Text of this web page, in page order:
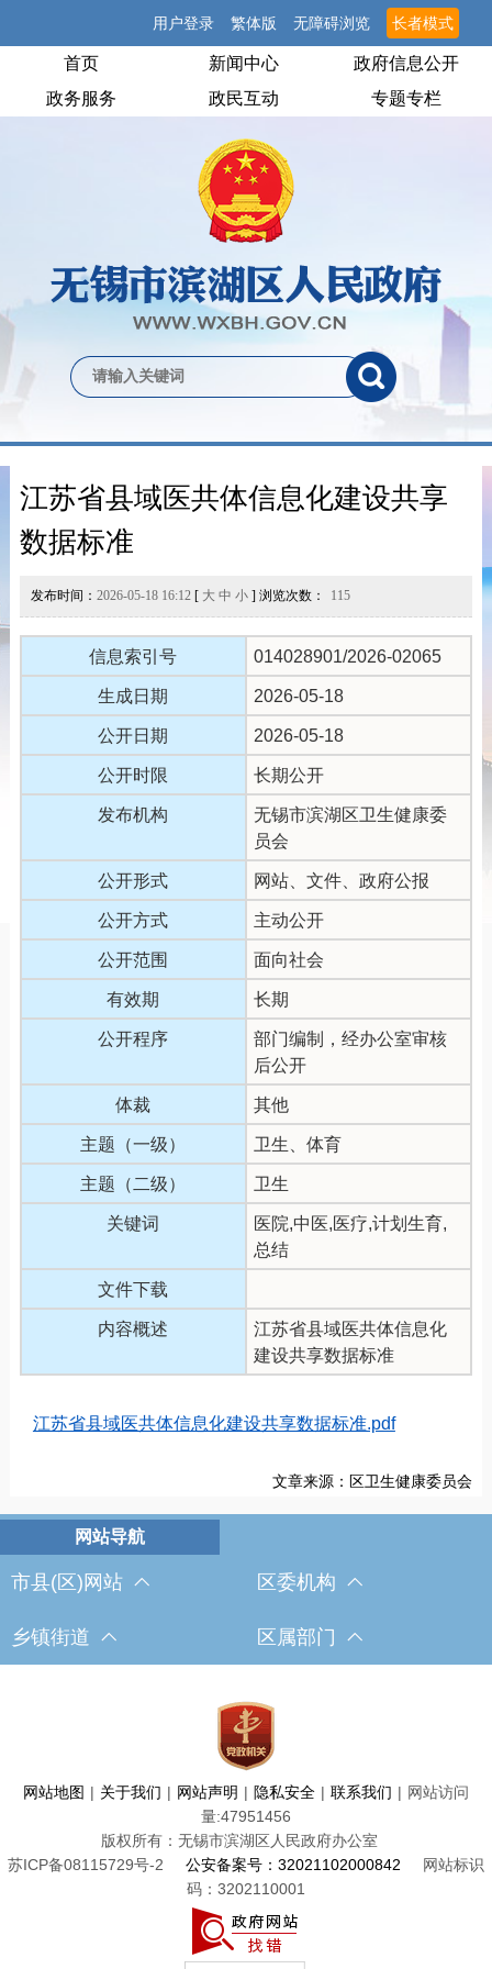
用户登录 繁体版 无障碍浏览 长者模式
首页 新闻中心
政府信息公开
政务服务
政民互动 专题专栏
江苏省县域医共体信息化建设共享
数据标准
发布时间： 2026-05-18 16:12[ 大 中 小] 浏览次数： 115
信息索引号 014028901/2026-02065
生成日期 2026-05-18
公开日期 2026-05-18
公开时限 长期公开
发布机构
无锡市滨湖区卫生健康委
员会
公开形式 网站、文件、政府公报
公开方式 主动公开
公开范围 面向社会
有效期 长期
公开程序
部门编制，经办公室审核
后公开
体裁 其他
主题（一级） 卫生、体育
主题（二级） 卫生
关键词
医院,中医,医疗,计划生育,
总结
文件下载
内容概述
江苏省县域医共体信息化
建设共享数据标准
江苏省县域医共体信息化建设共享数据标准.pdf
文章来源：区卫生健康委员会
市县(区)网站 区委机构
乡镇街道 区属部门
网站地图 | 关于我们 | 网站声明 | 隐私安全 | 联系我们 | 网站访问
量:47951456
版权所有：无锡市滨湖区人民政府办公室
苏ICP备08115729号-2
公安备案号：32021102000842
网站标识
码：3202110001